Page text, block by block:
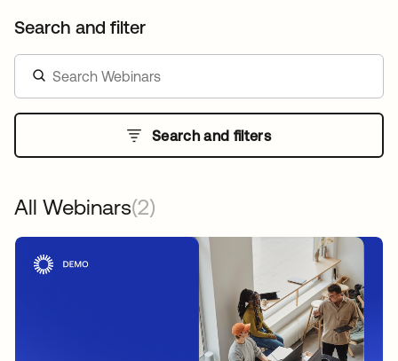
Search and filter
Search and filters
All Webinars(2)